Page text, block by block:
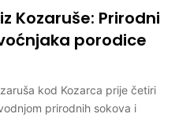
Kozaruše: Prirodni
porodice
kod Kozarca prije četiri
prirodnih sokova i